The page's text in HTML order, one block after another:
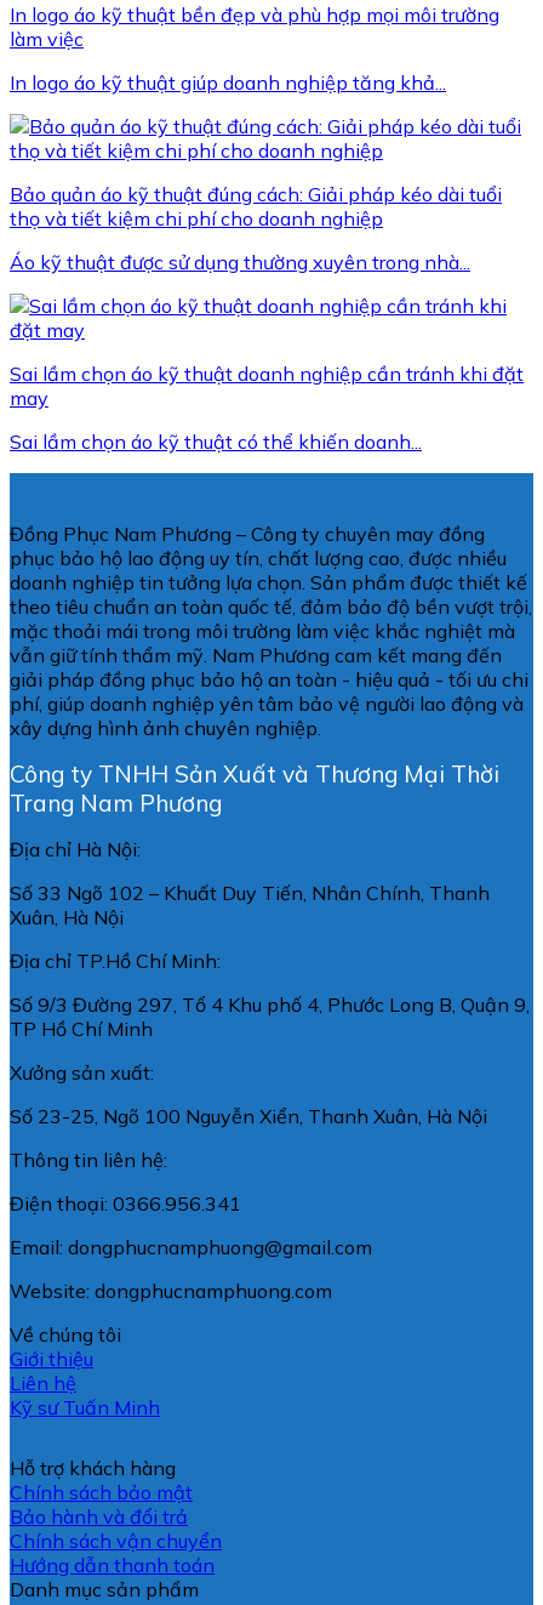
In logo áo kỹ thuật bền đẹp và phù hợp mọi môi trường
làm việc
In logo áo kỹ thuật giúp doanh nghiệp tăng khả...
Bảo quản áo kỹ thuật đúng cách: Giải pháp kéo dài tuổi
thọ và tiết kiệm chi phí cho doanh nghiệp
Áo kỹ thuật được sử dụng thường xuyên trong nhà...
Sai lầm chọn áo kỹ thuật doanh nghiệp cần tránh khi đặt
may
Sai lầm chọn áo kỹ thuật có thể khiến doanh...
Đồng Phục Nam Phương – Công ty chuyên may đồng
phục bảo hộ lao động uy tín, chất lượng cao, được nhiều
doanh nghiệp tin tưởng lựa chọn. Sản phẩm được thiết kế
theo tiêu chuẩn an toàn quốc tế, đảm bảo độ bền vượt trội,
mặc thoải mái trong môi trường làm việc khắc nghiệt mà
vẫn giữ tính thẩm mỹ. Nam Phương cam kết mang đến
giải pháp đồng phục bảo hộ an toàn - hiệu quả - tối ưu chi
phí, giúp doanh nghiệp yên tâm bảo vệ người lao động và
xây dựng hình ảnh chuyên nghiệp.
Công ty TNHH Sản Xuất và Thương Mại Thời
Trang Nam Phương
Địa chỉ Hà Nội:
Số 33 Ngõ 102 – Khuất Duy Tiến, Nhân Chính, Thanh
Xuân, Hà Nội
Địa chỉ TP.Hồ Chí Minh:
Số 9/3 Đường 297, Tổ 4 Khu phố 4, Phước Long B, Quận 9,
TP Hồ Chí Minh
Xưởng sản xuất:
Số 23-25, Ngõ 100 Nguyễn Xiển, Thanh Xuân, Hà Nội
Thông tin liên hệ:
Điện thoại: 0366.956.341
Email: dongphucnamphuong@gmail.com
Website: dongphucnamphuong.com
Về chúng tôi
Giới thiệu
Liên hệ
Kỹ sư Tuấn Minh
Hỗ trợ khách hàng
Chính sách bảo mật
Bảo hành và đổi trả
Chính sách vận chuyển
Hướng dẫn thanh toán
Danh mục sản phẩm